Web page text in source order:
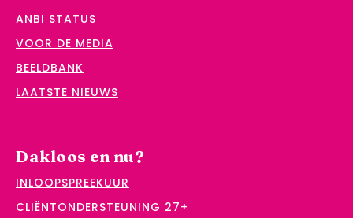
ANBI STATUS
VOOR DE MEDIA
BEELDBANK
LAATSTE NIEUWS
Dakloos en nu?
INLOOPSPREEKUUR
CLIËNTONDERSTEUNING 27+